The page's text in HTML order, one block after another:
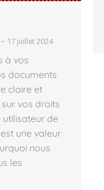
17 juillet 2024
à vos
documents
claire et
vos droits
de
une valeur
nous
les